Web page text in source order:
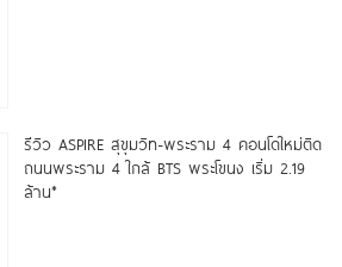
รีวิว ASPIRE สุขุมวิท-พระราม 4 คอนโดใหม่ติด
ถนนพระราม 4 ใกล้ BTS พระโขนง เริ่ม 2.19
ล้าน*